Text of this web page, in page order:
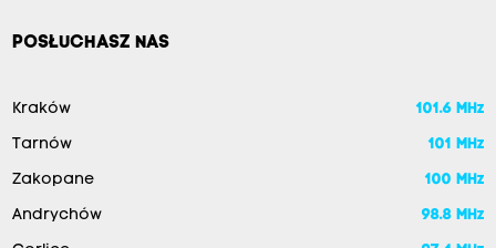
POSŁUCHASZ NAS
Kraków 101.6 MHz
Tarnów 101 MHz
Zakopane 100 MHz
Andrychów 98.8 MHz